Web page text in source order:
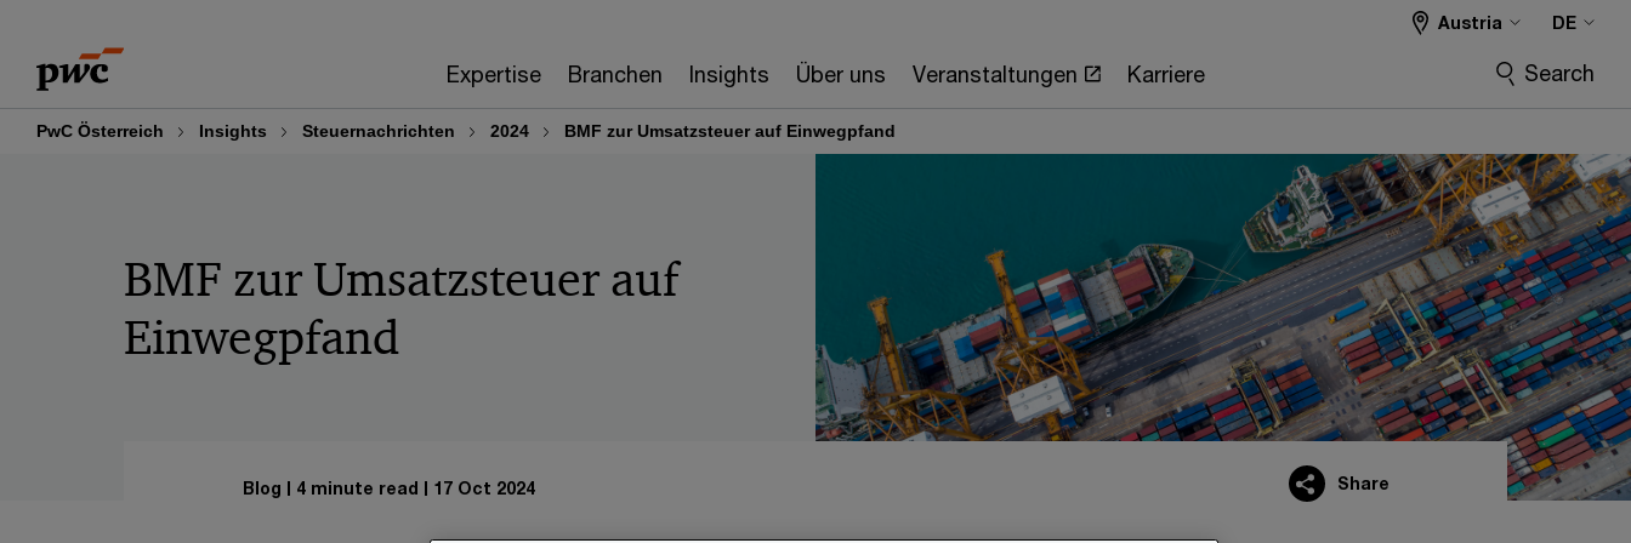
content
footer
Expertise Branchen Insights Über uns Veranstaltungen Karriere
Austria DE
Search
PwC Österreich Insights Steuernachrichten 2024 BMF zur Umsatzsteuer auf Einwegpfand
BMF zur Umsatzsteuer auf
Einwegpfand
Blog 4 minute read 17 Oct 2024 Share